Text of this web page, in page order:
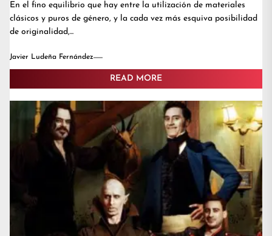
En el fino equilibrio que hay entre la utilización de materiales
clásicos y puros de género, y la cada vez más esquiva posibilidad
de originalidad,...
Javier Ludeña Fernández
READ MORE